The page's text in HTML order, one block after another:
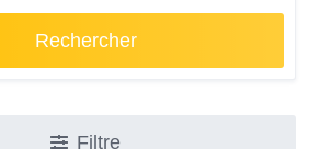
Rechercher
Filtre